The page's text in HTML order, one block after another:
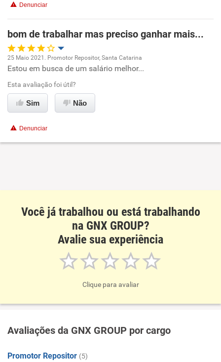
Denunciar
bom de trabalhar mas preciso ganhar mais...
Oportunidade de promoção
Ambiente de trabalho
Benefícios
25 Maio 2021. Promotor Repositor, Santa Catarina
Estou em busca de um salário melhor...
Esta avaliação foi útil?
Sim Não
Denunciar
Você já trabalhou ou está trabalhando
na GNX GROUP?
Avalie sua experiência
Clique para avaliar
Avaliações da GNX GROUP por cargo
Promotor Repositor (5)